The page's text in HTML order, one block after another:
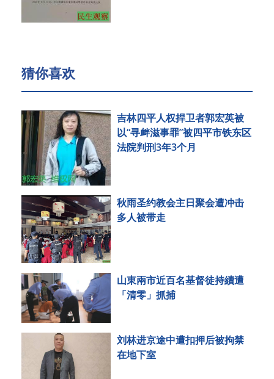
猜你喜欢
吉林四平人权捍卫者郭宏英被
以“寻衅滋事罪”被四平市铁东区
法院判刑3年3个月
秋雨圣约教会主日聚会遭冲击
多人被带走
山東兩市近百名基督徒持續遭
「清零」抓捕
刘林进京途中遭扣押后被拘禁
在地下室